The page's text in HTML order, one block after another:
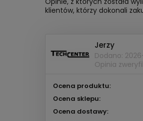
klientów, którzy dokonali
Jerzy
Dodano:
Opinia
Ocena produktu:
Ocena sklepu:
Ocena dostawy: